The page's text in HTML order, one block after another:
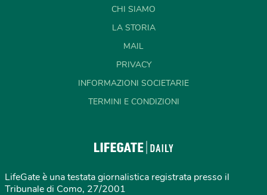
CHI SIAMO
LA STORIA
MAIL
PRIVACY
INFORMAZIONI SOCIETARIE
TERMINI E CONDIZIONI
LifeGate è una testata giornalistica registrata presso il
Tribunale di Como, 27/2001